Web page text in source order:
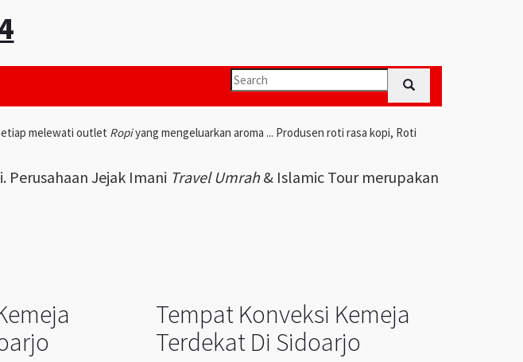
melewati outlet Ropiyang mengeluarkan aroma ... Produsen roti rasa kopi, Roti
Jejak Imani Travel Umrah& Islamic Tour merupakan
Tempat Konveksi Kemeja
Terdekat Di Sidoarjo